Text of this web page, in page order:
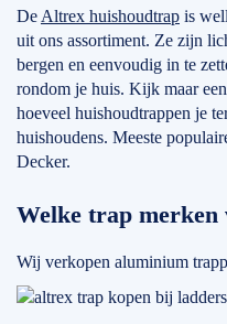
De Altrex huishoudtrap is
uit ons assortiment. Ze zijn
bergen en eenvoudig in te
rondom je huis. Kijk maar
hoeveel huishoudtrappen je
huishoudens. Meeste
Decker.
Welke trap merken
Wij verkopen aluminium